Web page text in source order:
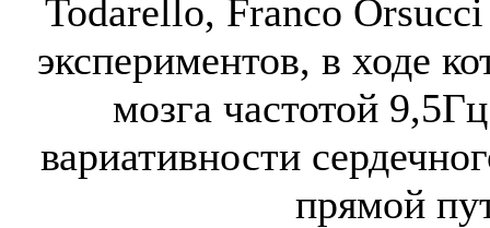
Todarello, Franco
экспериментов, в ходе
мозга частотой
вариативности
прямой